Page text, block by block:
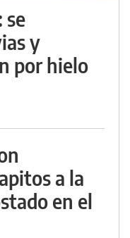
se
y
por hielo
a la
en el